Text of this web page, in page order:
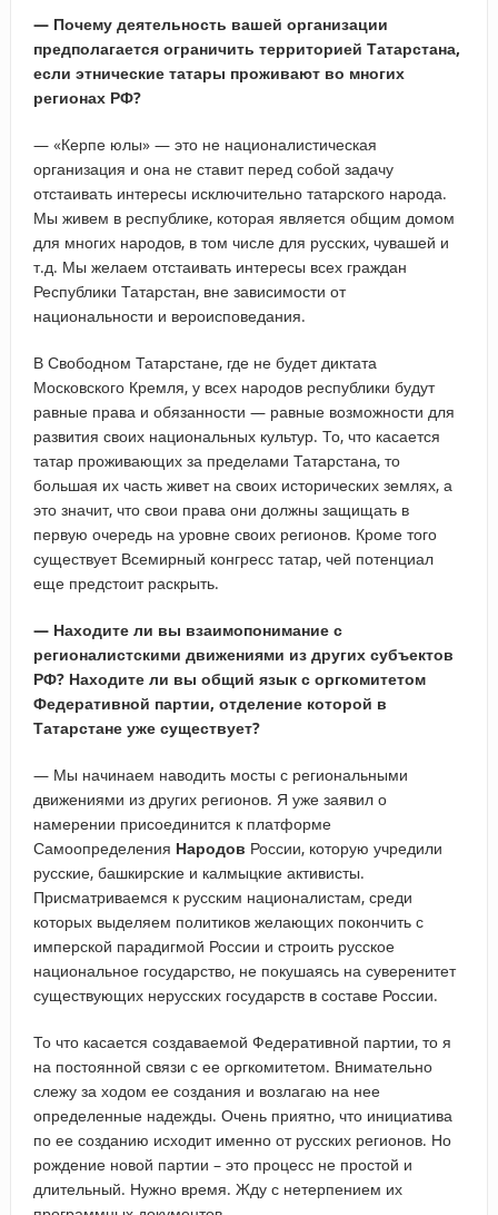
— Почему деятельность вашей организации
предполагается ограничить территорией Татарстана,
если этнические татары проживают во многих
регионах РФ?
— «Керпе юлы» — это не националистическая
организация и она не ставит перед собой задачу
отстаивать интересы исключительно татарского народа.
Мы живем в республике, которая является общим домом
для многих народов, в том числе для русских, чувашей и
т.д. Мы желаем отстаивать интересы всех граждан
Республики Татарстан, вне зависимости от
национальности и вероисповедания.
В Свободном Татарстане, где не будет диктата
Московского Кремля, у всех народов республики будут
равные права и обязанности — равные возможности для
развития своих национальных культур. То, что касается
татар проживающих за пределами Татарстана, то
большая их часть живет на своих исторических землях, а
это значит, что свои права они должны защищать в
первую очередь на уровне своих регионов. Кроме того
существует Всемирный конгресс татар, чей потенциал
еще предстоит раскрыть.
— Находите ли вы взаимопонимание с
регионалистскими движениями из других субъектов
РФ? Находите ли вы общий язык с оргкомитетом
Федеративной партии, отделение которой в
Татарстане уже существует?
— Мы начинаем наводить мосты с региональными
движениями из других регионов. Я уже заявил о
намерении присоединится к платформе
Самоопределения Народов России, которую учредили
русские, башкирские и калмыцкие активисты.
Присматриваемся к русским националистам, среди
которых выделяем политиков желающих покончить с
имперской парадигмой России и строить русское
национальное государство, не покушаясь на суверенитет
существующих нерусских государств в составе России.
То что касается создаваемой Федеративной партии, то я
на постоянной связи с ее оргкомитетом. Внимательно
слежу за ходом ее создания и возлагаю на нее
определенные надежды. Очень приятно, что инициатива
по ее созданию исходит именно от русских регионов. Но
рождение новой партии – это процесс не простой и
длительный. Нужно время. Жду с нетерпением их